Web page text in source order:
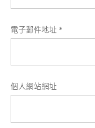
電子郵件地址 *
個人網站網址